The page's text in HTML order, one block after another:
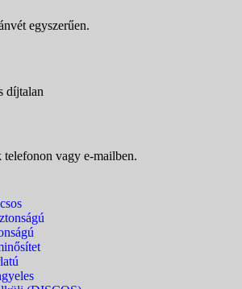
egyszerűen.
díjtalan
telefonon vagy e-mailben.